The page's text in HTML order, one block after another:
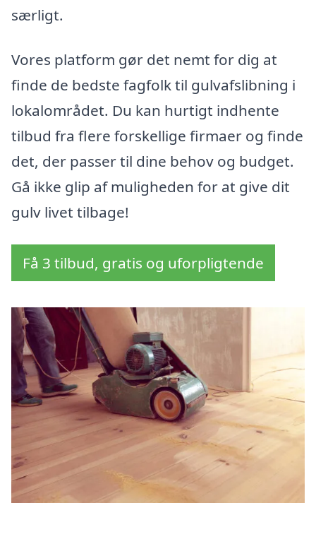
særligt.
Vores platform gør det nemt for dig at
finde de bedste fagfolk til gulvafslibning i
lokalområdet. Du kan hurtigt indhente
tilbud fra flere forskellige firmaer og finde
det, der passer til dine behov og budget.
Gå ikke glip af muligheden for at give dit
gulv livet tilbage!
Få 3 tilbud, gratis og uforpligtende